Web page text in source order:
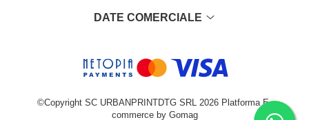
DATE COMERCIALE
©Copyright SC URBANPRINTDTG SRL 2026 Platforma E-
commerce by Gomag